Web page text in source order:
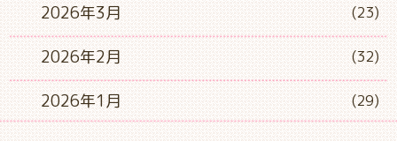
2026年3月 (23)
2026年2月 (32)
2026年1月 (29)